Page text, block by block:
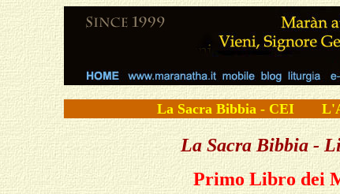
La Sacra Bibbia - CEI
La Sacra Bibbia -
Primo Libro dei